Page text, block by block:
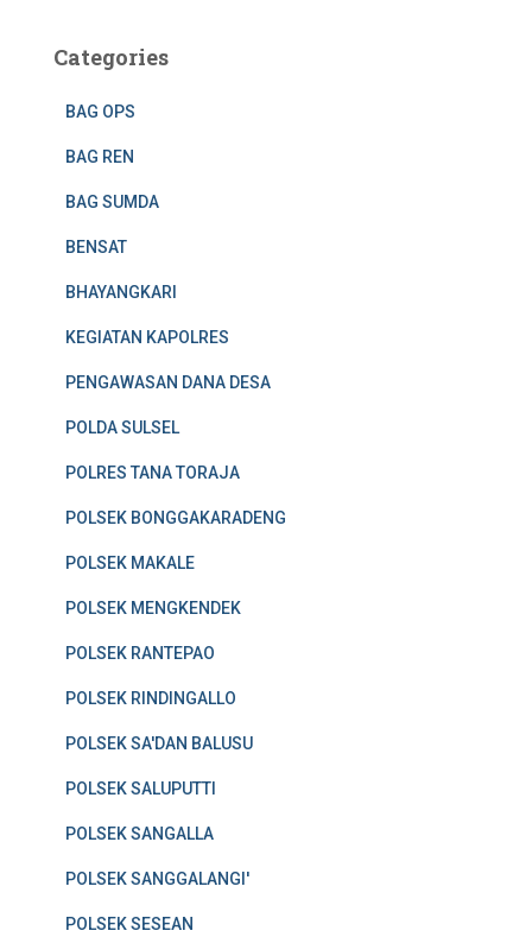
Categories
BAG OPS
BAG REN
BAG SUMDA
BENSAT
BHAYANGKARI
KEGIATAN KAPOLRES
PENGAWASAN DANA DESA
POLDA SULSEL
POLRES TANA TORAJA
POLSEK BONGGAKARADENG
POLSEK MAKALE
POLSEK MENGKENDEK
POLSEK RANTEPAO
POLSEK RINDINGALLO
POLSEK SA'DAN BALUSU
POLSEK SALUPUTTI
POLSEK SANGALLA
POLSEK SANGGALANGI'
POLSEK SESEAN